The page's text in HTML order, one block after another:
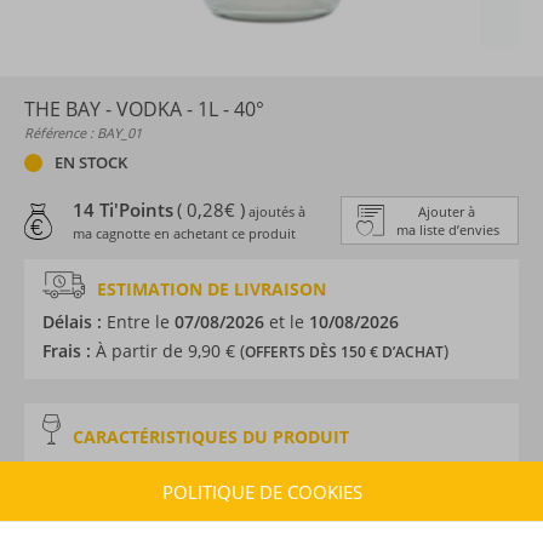
THE BAY - VODKA - 1L - 40°
Référence : BAY_01
EN STOCK
Ajouter à
ma liste d’envies
14 Ti'Points( 0,28€ ) ajoutés à
ma cagnotte en achetant ce produit
ESTIMATION DE LIVRAISON
Délais : Entre le 07/08/2026 et le 10/08/2026
Frais : À partir de 9,90 € (OFFERTS DÈS 150 € D’ACHAT)
CARACTÉRISTIQUES DU PRODUIT
Etats-Unis
Distillation :Alambic
POLITIQUE DE COOKIES